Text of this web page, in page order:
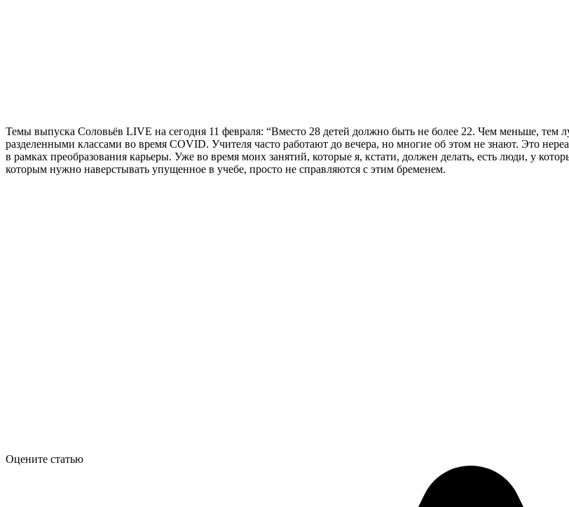
Темы выпуска Соловьёв LIVE на сегодня 11 февраля: “Вместо 28 детей должно быть не более 22. Чем меньше,
разделенными классами во время COVID. Учителя часто работают до вечера, но многие об этом не знают. Это
в рамках преобразования карьеры. Уже во время моих занятий, которые я, кстати, должен делать, есть люди, у
которым нужно наверстывать упущенное в учебе, просто не справляются с этим бременем.
Оцените статью